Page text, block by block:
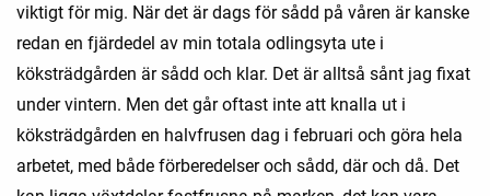
viktigt för mig. När det är dags för sådd på våren är kanske
redan en fjärdedel av min totala odlingsyta ute i
köksträdgården är sådd och klar. Det är alltså sånt jag fixat
under vintern. Men det går oftast inte att knalla ut i
köksträdgården en halvfrusen dag i februari och göra hela
arbetet, med både förberedelser och sådd, där och då. Det